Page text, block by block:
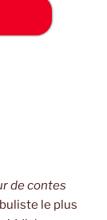
de contes
le plus